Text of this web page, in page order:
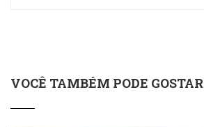
VOCÊ TAMBÉM PODE GOSTAR